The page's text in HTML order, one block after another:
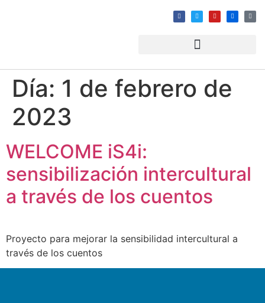
Día: 1 de febrero de
2023
WELCOME iS4i:
sensibilización intercultural
a través de los cuentos
Proyecto para mejorar la sensibilidad intercultural a
través de los cuentos